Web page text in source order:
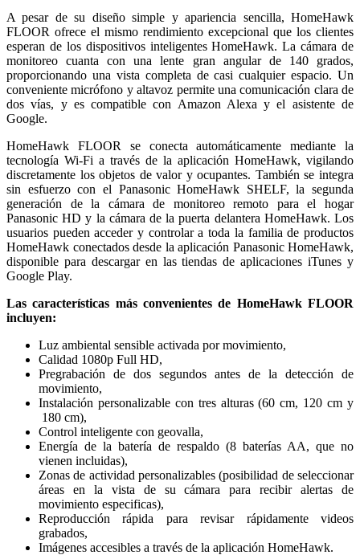
A pesar de su diseño simple y apariencia sencilla, HomeHawk
FLOOR ofrece el mismo rendimiento excepcional que los clientes
esperan de los dispositivos inteligentes HomeHawk. La cámara de
monitoreo cuanta con una lente gran angular de 140 grados,
proporcionando una vista completa de casi cualquier espacio. Un
conveniente micrófono y altavoz permite una comunicación clara de
dos vías, y es compatible con Amazon Alexa y el asistente de
Google.
HomeHawk FLOOR se conecta automáticamente mediante la
tecnología Wi-Fi a través de la aplicación HomeHawk, vigilando
discretamente los objetos de valor y ocupantes. También se integra
sin esfuerzo con el Panasonic HomeHawk SHELF, la segunda
generación de la cámara de monitoreo remoto para el hogar
Panasonic HD y la cámara de la puerta delantera HomeHawk. Los
usuarios pueden acceder y controlar a toda la familia de productos
HomeHawk conectados desde la aplicación Panasonic HomeHawk,
disponible para descargar en las tiendas de aplicaciones iTunes y
Google Play.
Las características más convenientes de HomeHawk FLOOR
incluyen:
Luz ambiental sensible activada por movimiento,
Calidad 1080p Full HD,
Pregrabación de dos segundos antes de la detección de
movimiento,
Instalación personalizable con tres alturas (60 cm, 120 cm y
180 cm),
Control inteligente con geovalla,
Energía de la batería de respaldo (8 baterías AA, que no
vienen incluidas),
Zonas de actividad personalizables (posibilidad de seleccionar
áreas en la vista de su cámara para recibir alertas de
movimiento especificas),
Reproducción rápida para revisar rápidamente videos
grabados,
Imágenes accesibles a través de la aplicación HomeHawk.